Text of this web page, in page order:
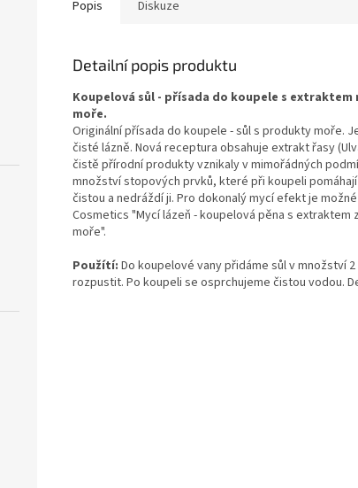
Popis Diskuze
Detailní popis produktu
Koupelová sůl - přísada do koupele s extraktem
moře.
Originální přísada do koupele - sůl s produkty moře.
čisté lázně. Nová receptura obsahuje extrakt řasy
čistě přírodní produkty vznikaly v mimořádných
množství stopových prvků, které při koupeli
čistou a nedráždí ji. Pro dokonalý mycí efekt je
Cosmetics "Mycí lázeň - koupelová pěna s extraktem
moře".
Použítí: Do koupelové vany přidáme sůl v množství
rozpustit. Po koupeli se osprchujeme čistou vodou.